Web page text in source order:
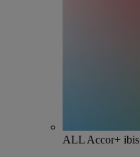
ALL Accor+ ibis